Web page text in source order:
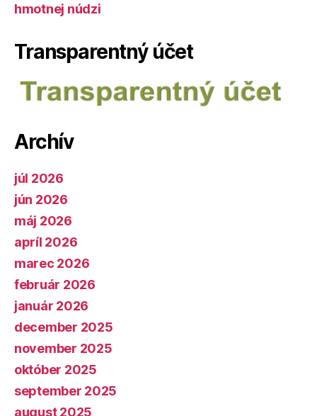
hmotnej núdzi
Transparentný účet
Archív
júl 2026
jún 2026
máj 2026
apríl 2026
marec 2026
február 2026
január 2026
december 2025
november 2025
október 2025
september 2025
august 2025